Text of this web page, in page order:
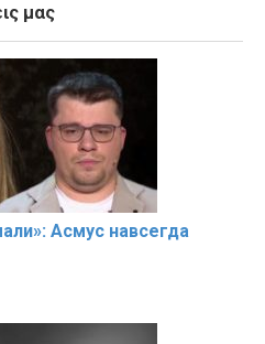
μας
Асмус навсегда